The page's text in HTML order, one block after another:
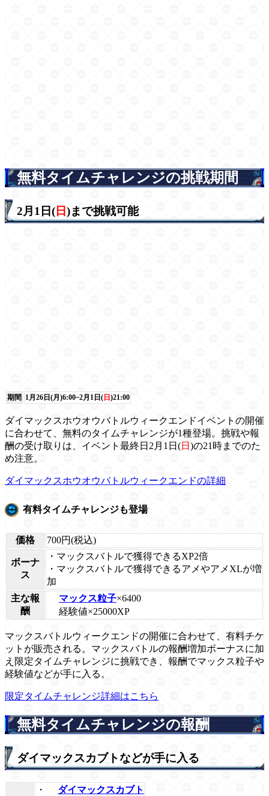
無料タイムチャレンジの挑戦期間
2月1日( 日)まで挑戦可能
期間 1月26日(月)6:00~2月1日( 日 )21:00
ダイマックスホウオウバトルウィークエンドイベントの開催
に合わせて、無料のタイムチャレンジが1種登場。挑戦や報
酬の受け取りは、イベント最終日2月1日(日 )の21時までのた
め注意。
ダイマックスホウオウバトルウィークエンドの詳細
有料タイムチャレンジも登場
価格 700円(税込)
ボーナ
ス
・マックスバトルで獲得できるXP2倍
・マックスバトルで獲得できるアメやアメXLが増
加
主な報
酬
マックス粒子×6400
経験値×25000XP
マックスバトルウィークエンドの開催に合わせて、有料チケ
ットが販売される。マックスバトルの報酬増加ボーナスに加
え限定タイムチャレンジに挑戦でき、報酬でマックス粒子や
経験値などが手に入る。
限定タイムチャレンジ詳細はこちら
無料タイムチャレンジの報酬
ダイマックスカブトなどが手に入る
・
ダイマックスカブト